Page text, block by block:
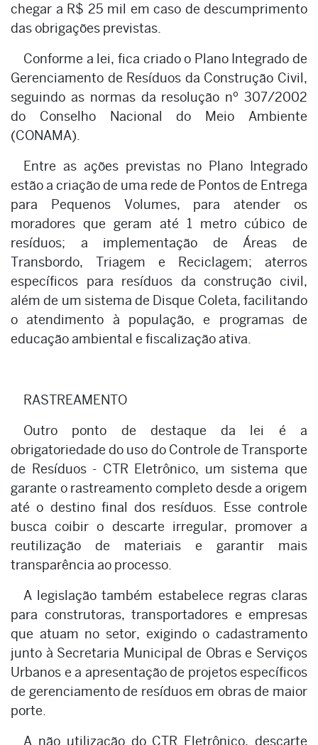
chegar a R$ 25 mil em caso de descumprimento
das obrigações previstas.
Conforme a lei, fica criado o Plano Integrado de
Gerenciamento de Resíduos da Construção Civil,
seguindo as normas da resolução nº 307/2002
do Conselho Nacional do Meio Ambiente
(CONAMA).
Entre as ações previstas no Plano Integrado
estão a criação de uma rede de Pontos de Entrega
para Pequenos Volumes, para atender os
moradores que geram até 1 metro cúbico de
resíduos; a implementação de Áreas de
Transbordo, Triagem e Reciclagem; aterros
específicos para resíduos da construção civil,
além de um sistema de Disque Coleta, facilitando
o atendimento à população, e programas de
educação ambiental e fiscalização ativa.
RASTREAMENTO
Outro ponto de destaque da lei é a
obrigatoriedade do uso do Controle de Transporte
de Resíduos - CTR Eletrônico, um sistema que
garante o rastreamento completo desde a origem
até o destino final dos resíduos. Esse controle
busca coibir o descarte irregular, promover a
reutilização de materiais e garantir mais
transparência ao processo.
A legislação também estabelece regras claras
para construtoras, transportadores e empresas
que atuam no setor, exigindo o cadastramento
junto à Secretaria Municipal de Obras e Serviços
Urbanos e a apresentação de projetos específicos
de gerenciamento de resíduos em obras de maior
porte.
A não utilização do CTR Eletrônico, descarte